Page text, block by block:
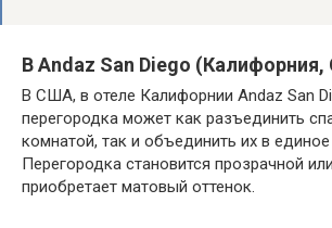
В Andaz San Diego
В США, в отеле Калифорнии Andaz San
перегородка может как разъединить
комнатой, так и объединить их в единое
Перегородка становится прозрачной
приобретает матовый оттенок.